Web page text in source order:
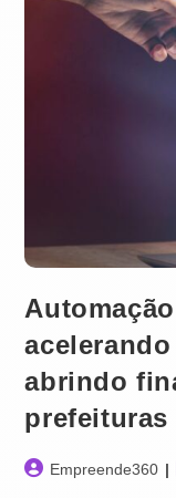
abrindo
prefeituras
AutorEmpreende360